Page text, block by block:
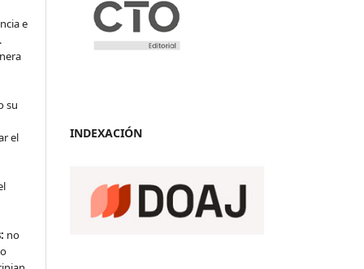
e
su
el
no
INDEXACIÓN